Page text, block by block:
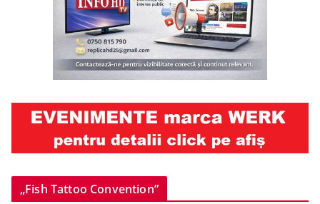
„Fish Tattoo Convention”